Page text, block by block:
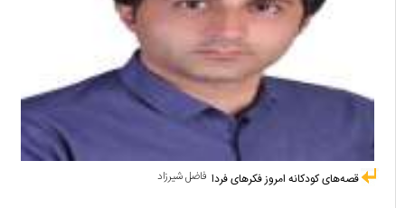
فاضل شیرزاد قصه‌های کودکانه امروز فکرهای فردا